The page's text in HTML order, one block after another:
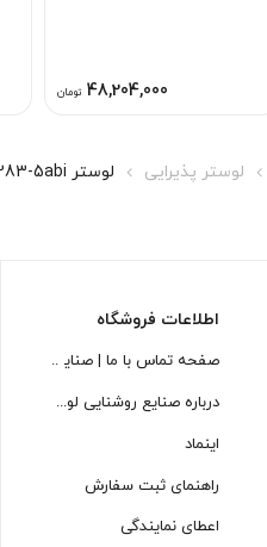
48,204,000 تومان
لوستر پذیرایی لوستر L1283-5abi لوسترسازان
اطلاعات فروشگاه
صفحه تماس با ما | صنایع
درباره صنایع روشنایی لوسترسازان
اینماد
راهنمای ثبت سفارش
اعطای نمایندگی